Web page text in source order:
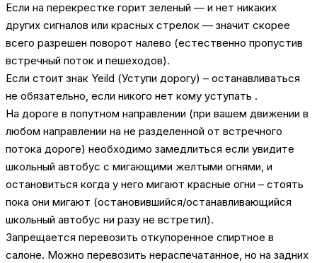
Если на перекрестке горит зеленый — и нет никаких
других сигналов или красных стрелок — значит скорее
всего разрешен поворот налево (естественно пропустив
встречный поток и пешеходов).
Если стоит знак Yeild (Уступи дорогу) – останавливаться
не обязательно, если никого нет кому уступать .
На дороге в попутном направлении (при вашем движении в
любом направлении на не разделенной от встречного
потока дороге) необходимо замедлиться если увидите
школьный автобус с мигающими желтыми огнями, и
остановиться когда у него мигают красные огни – стоять
пока они мигают (остановившийся/останавливающийся
школьный автобус ни разу не встретил).
Запрещается перевозить откупоренное спиртное в
салоне. Можно перевозить нераспечатанное, но на задних